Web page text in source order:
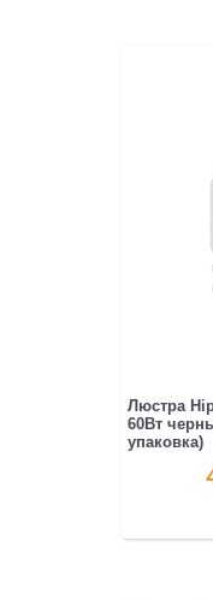
Люстра
60Вт
упаковка)